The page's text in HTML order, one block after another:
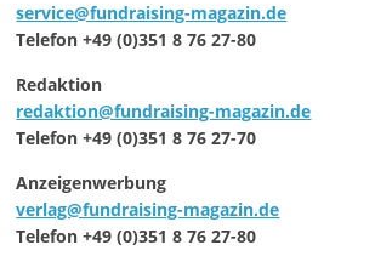
service@fundraising-magazin.de
Telefon +49 (0)351 8 76 27-80
Redaktion
redaktion@fundraising-magazin.de
Telefon +49 (0)351 8 76 27-70
Anzeigenwerbung
verlag@fundraising-magazin.de
Telefon +49 (0)351 8 76 27-80